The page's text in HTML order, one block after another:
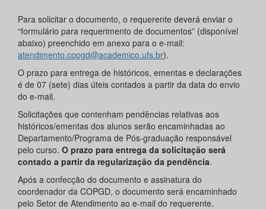
Para solicitar o documento, o requerente deverá enviar o
“formulário para requerimento de documentos” (disponível
abaixo) preenchido em anexo para o e-mail:
atendimento.copgd@academico.ufs.br).
O prazo para entrega de históricos, ementas e declarações
é de 07 (sete) dias úteis contados a partir da data do envio
do e-mail.
Solicitações que contenham pendências relativas aos
históricos/ementas dos alunos serão encaminhadas ao
Departamento/Programa de Pós-graduação responsável
pelo curso. O prazo para entrega da solicitação será
contado a partir da regularização da pendência.
Após a confecção do documento e assinatura do
coordenador da COPGD, o documento será encaminhado
pelo Setor de Atendimento ao e-mail do requerente.